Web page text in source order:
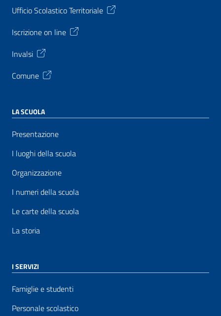
Ufficio Scolastico Territoriale
Iscrizione on line
Invalsi
Comune
LA SCUOLA
Presentazione
I luoghi della scuola
Organizzazione
I numeri della scuola
Le carte della scuola
La storia
I SERVIZI
Famiglie e studenti
Personale scolastico